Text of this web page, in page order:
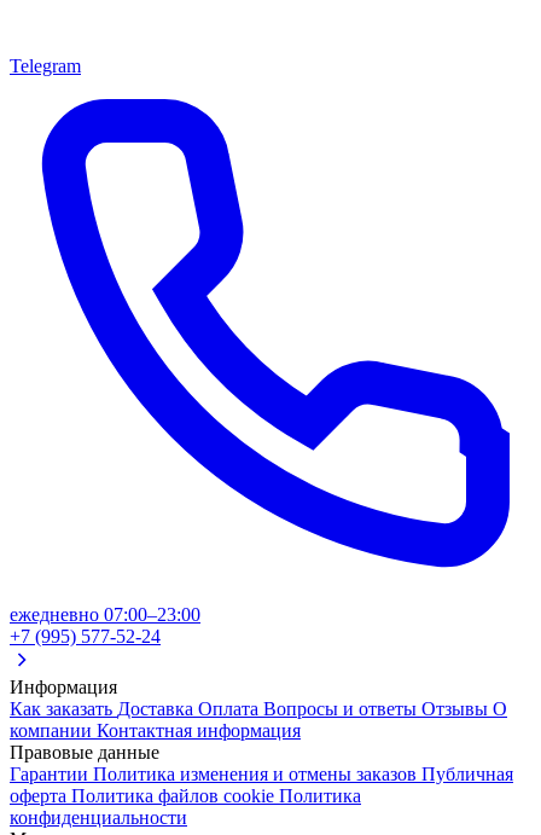
Telegram
ежедневно 07:00–23:00
+7 (995) 577-52-24
Информация
Как заказать Доставка Оплата Вопросы и ответы Отзывы О
компании Контактная информация
Правовые данные
Гарантии Политика изменения и отмены заказов Публичная
оферта Политика файлов cookie Политика
конфиденциальности